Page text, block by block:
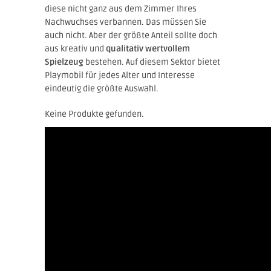
diese nicht ganz aus dem Zimmer Ihres
Nachwuchses verbannen. Das müssen Sie
auch nicht. Aber der größte Anteil sollte doch
aus kreativ und qualitativ wertvollem
Spielzeug bestehen. Auf diesem Sektor bietet
Playmobil für jedes Alter und Interesse
eindeutig die größte Auswahl.
Keine Produkte gefunden.